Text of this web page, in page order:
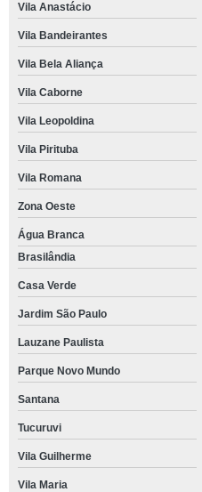
Vila Anastácio
Vila Bandeirantes
Vila Bela Aliança
Vila Caborne
Vila Leopoldina
Vila Pirituba
Vila Romana
Zona Oeste
Água Branca
Brasilândia
Casa Verde
Jardim São Paulo
Lauzane Paulista
Parque Novo Mundo
Santana
Tucuruvi
Vila Guilherme
Vila Maria